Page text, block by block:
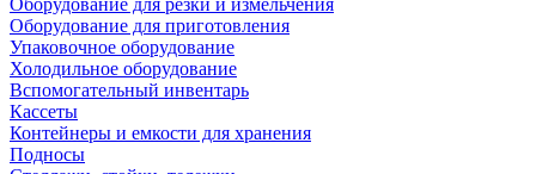
Оборудование для резки и измельчения
Оборудование для приготовления
Упаковочное оборудование
Холодильное оборудование
Вспомогательный инвентарь
Кассеты
Контейнеры и емкости для хранения
Подносы